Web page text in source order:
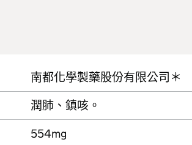
南都化學製藥股份有限公司＊
潤肺、鎮咳。
554mg